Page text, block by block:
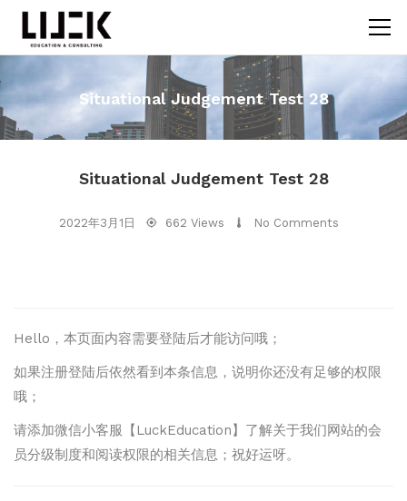
Situational Judgement Test 28
Situational Judgement Test 28
2022年3月1日 662 Views No Comments
Hello，本页面内容需要登陆后才能访问哦；
如果注册登陆后依然看到本条信息，说明你还没有足够的权限
哦；
请添加微信小客服【LuckEducation】了解关于我们网站的会
员分级制度和阅读权限的相关信息；祝好运呀。